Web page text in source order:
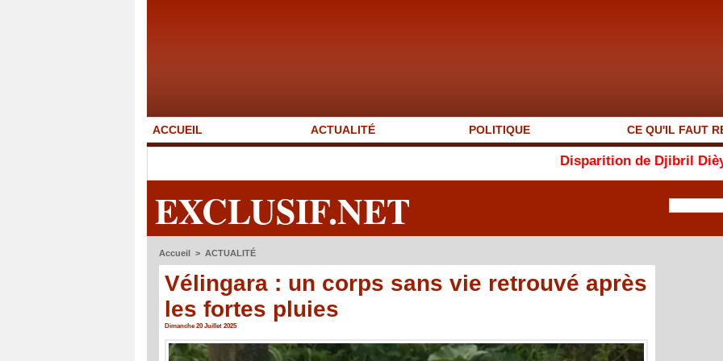
ACCUEIL ACTUALITÉ POLITIQUE CE QU'IL FAUT
Disparition de Djibril Dièye : «
EXCLUSIF.NET
Accueil > ACTUALITÉ
Vélingara : un corps sans vie retrouvé après
les fortes pluies
Dimanche 20 Juillet 2025